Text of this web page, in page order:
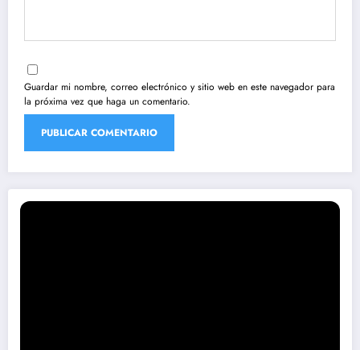
Guardar mi nombre, correo electrónico y sitio web en este navegador para
la próxima vez que haga un comentario.